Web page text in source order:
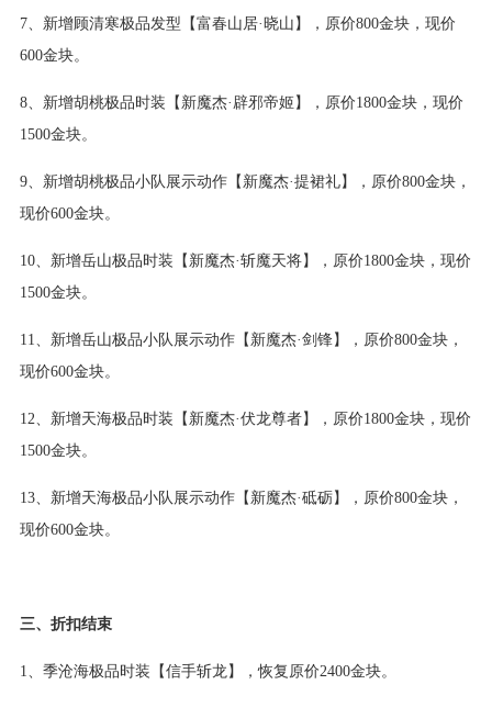
7、新增顾清寒极品发型【富春山居·晓山】，原价800金块，现价
600金块。
8、新增胡桃极品时装【新魔杰·辟邪帝姬】，原价1800金块，现价
1500金块。
9、新增胡桃极品小队展示动作【新魔杰·提裙礼】，原价800金块，
现价600金块。
10、新增岳山极品时装【新魔杰·斩魔天将】，原价1800金块，现价
1500金块。
11、新增岳山极品小队展示动作【新魔杰·剑锋】，原价800金块，
现价600金块。
12、新增天海极品时装【新魔杰·伏龙尊者】，原价1800金块，现价
1500金块。
13、新增天海极品小队展示动作【新魔杰·砥砺】，原价800金块，
现价600金块。
三、折扣结束
1、季沧海极品时装【信手斩龙】，恢复原价2400金块。